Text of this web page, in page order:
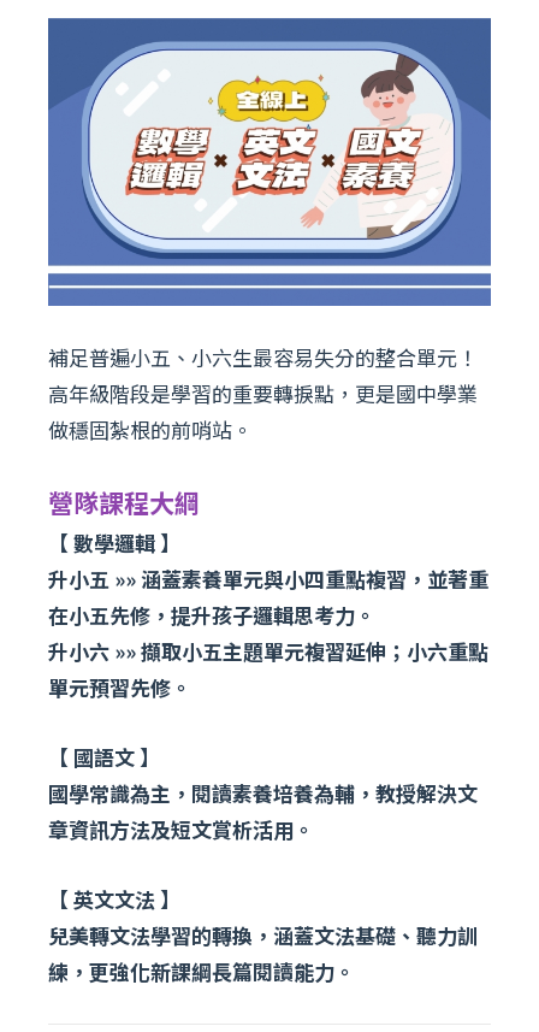
補足普遍小五、小六生最容易失分的整合單元！
高年級階段是學習的重要轉捩點，更是國中學業
做穩固紮根的前哨站。
營隊課程大綱
【 數學邏輯 】
升小五 »» 涵蓋素養單元與小四重點複習，並著重
在小五先修，提升孩子邏輯思考力。
升小六 »» 擷取小五主題單元複習延伸；小六重點
單元預習先修。
【 國語文 】
國學常識為主，閱讀素養培養為輔，教授解決文
章資訊方法及短文賞析活用。
【 英文文法 】
兒美轉文法學習的轉換，涵蓋文法基礎、聽力訓
練，更強化新課綱長篇閱讀能力。